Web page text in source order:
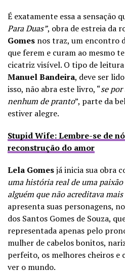
É exatamente essa a sensação
Para Duas”, obra de estreia da
Gomes nos traz, um encontro
que ferem e curam ao mesmo
cicatriz visível. O tipo de leitura
Manuel Bandeira, deve ser lido
isso, não abra este livro, “se
nenhum de pranto”, parte da
estiver alegre.
Stupid Wife: Lembre-se de
reconstrução do amor
Lela Gomesjá inicia sua obra
uma história real de uma paixão
alguém que não acreditava
apresenta suas personagens,
dos Santos Gomes de Souza,
representada apenas pelo
mulher de cabelos bonitos,
perfeito, os melhores cheiros e
ver o mundo.